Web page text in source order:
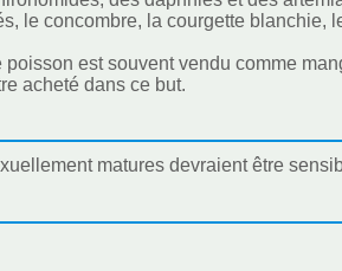
le concombre, la courgette blanchie,
poisson est souvent vendu comme
acheté dans ce but.
matures devraient être